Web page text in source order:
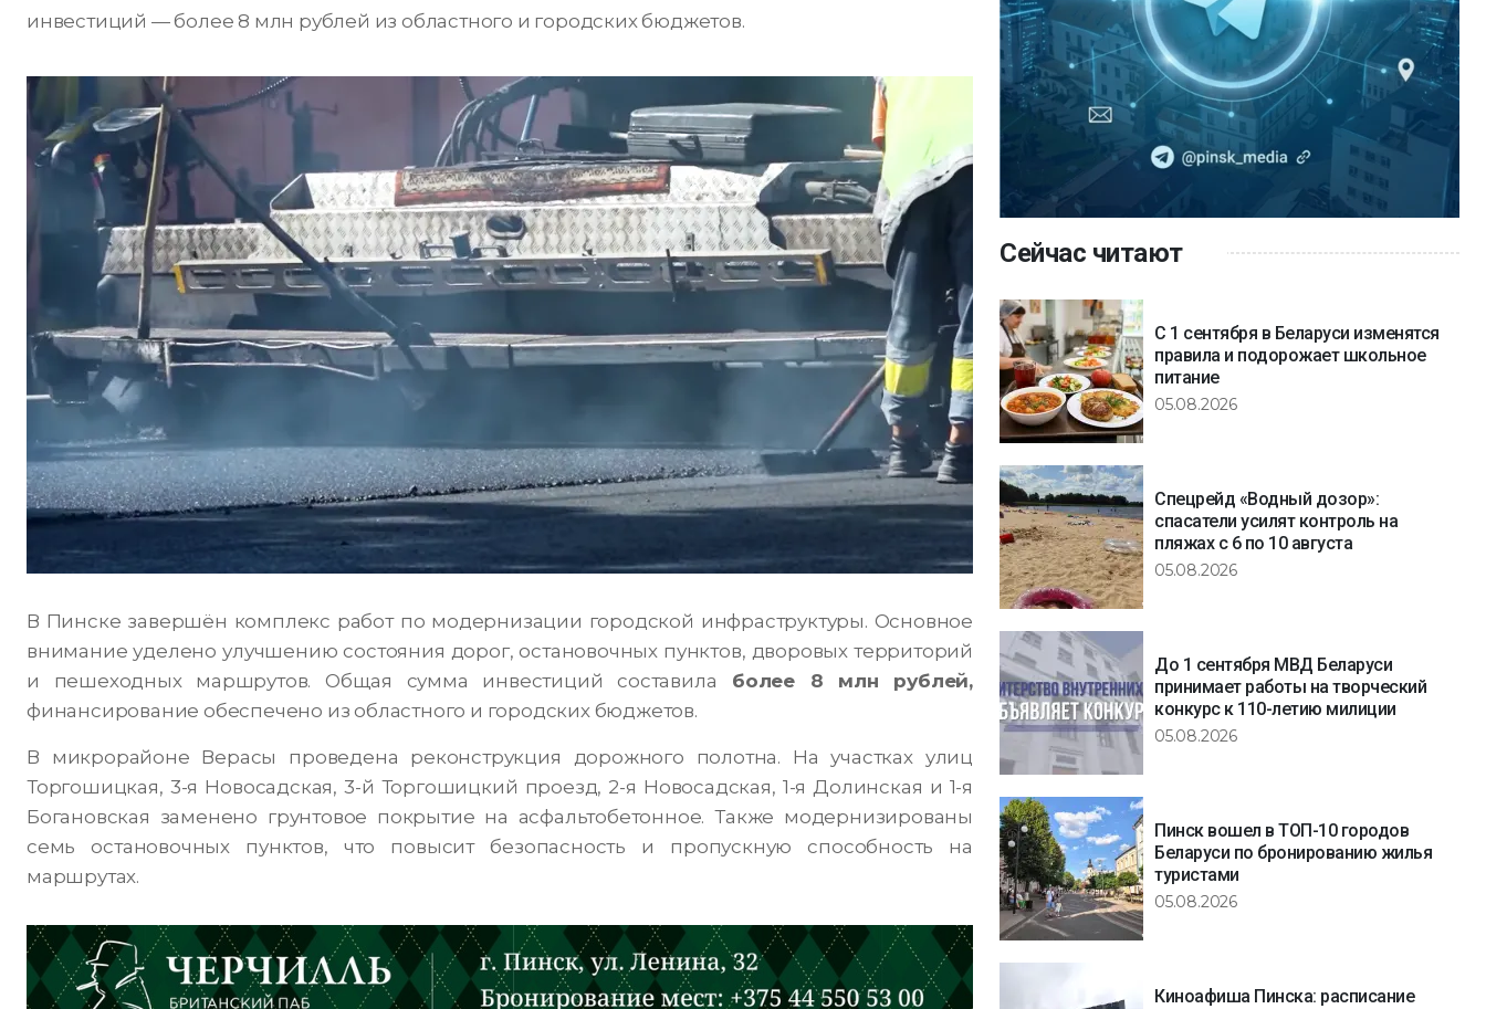
инвестиций — более 8 млн рублей из областного и городских бюджетов.
В Пинске завершён комплекс работ по модернизации городской инфраструктуры. Основное
внимание уделено улучшению состояния дорог, остановочных пунктов, дворовых территорий
и пешеходных маршрутов. Общая сумма инвестиций составила более 8 млн рублей,
финансирование обеспечено из областного и городских бюджетов.
В микрорайоне Верасы проведена реконструкция дорожного полотна. На участках улиц
Торгошицкая, 3-я Новосадская, 3-й Торгошицкий проезд, 2-я Новосадская, 1-я Долинская и 1-я
Богановская заменено грунтовое покрытие на асфальтобетонное. Также модернизированы
семь остановочных пунктов, что повысит безопасность и пропускную способность на
маршрутах.
Сейчас читают
С 1 сентября в Беларуси изменятся
правила и подорожает школьное
питание
05.08.2026
Спецрейд «Водный дозор»:
спасатели усилят контроль на
пляжах с 6 по 10 августа
05.08.2026
До 1 сентября МВД Беларуси
принимает работы на творческий
конкурс к 110-летию милиции
05.08.2026
Пинск вошел в ТОП-10 городов
Беларуси по бронированию жилья
туристами
05.08.2026
Киноафиша Пинска: расписание